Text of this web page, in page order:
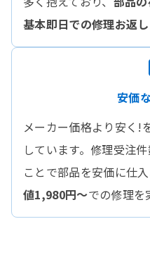
基本即日での修理お返し
安価
メーカー価格より安く!
しています。修理受注
ことで部品を安価に仕
値1,980円〜での修理を